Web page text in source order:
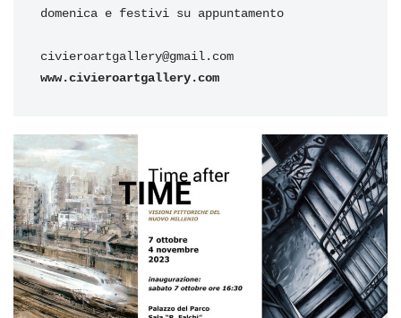
domenica e festivi su appuntamento
www.civieroartgallery.com